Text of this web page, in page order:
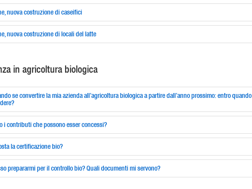
nuova costruzione di caseifici
nuova costruzione di locali del latte
in agricoltura biologica
se convertire la mia azienda all’agricoltura biologica a partire dall’anno prossimo: entro quando
i contributi che possono esser concessi?
la certificazione bio?
prepararmi per il controllo bio? Quali documenti mi servono?